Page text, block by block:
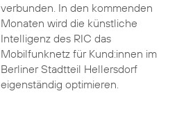
verbunden. In den kommenden
Monaten wird die künstliche
Intelligenz des RIC das
Mobilfunknetz für Kund:innen im
Berliner Stadtteil Hellersdorf
eigenständig optimieren.